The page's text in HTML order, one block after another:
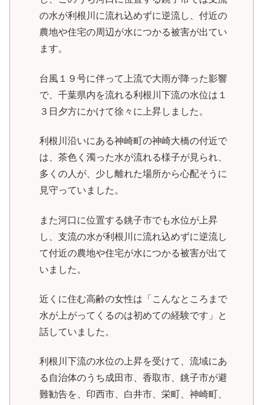
の水が利根川に流れ込めずに逆流し、付近の
農地や住宅の周辺が水につかる被害が出てい
ます。
台風１９号に伴って上流で大雨が降った影響
で、千葉県内を流れる利根川下流の水位は１
３日夕方にかけて徐々に上昇しました。
利根川沿いにある神崎町の神崎大橋の付近で
は、茶色く濁った水が流れる様子が見られ、
多くの人が、少し離れた場所から心配そうに
見守っていました。
また河口に位置する銚子市でも水位が上昇
し、支流の水が利根川に流れ込めずに逆流し
て付近の農地や住宅が水につかる被害が出て
いました。
近くに住む高齢の女性は「こんなところまで
水が上がってくるのは初めての経験です」と
話していました。
利根川下流の水位の上昇を受けて、流域にあ
る自治体のうち成田市、香取市、銚子市が避
難勧告を、印西市、白井市、栄町、神崎町、